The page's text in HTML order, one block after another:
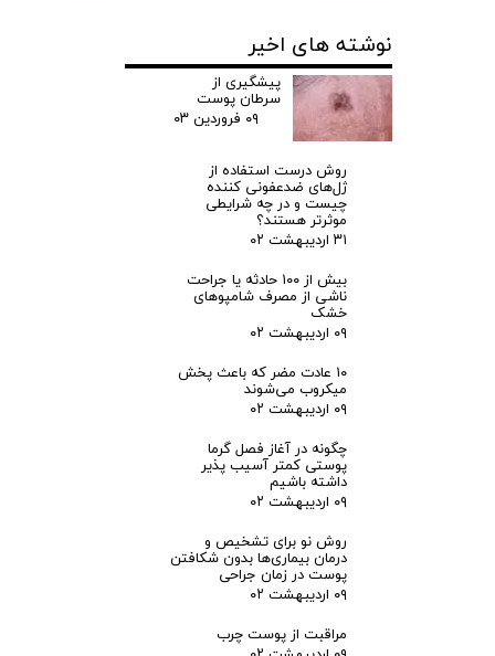
نوشته های اخیر
پیشگیری از
سرطان پوست
۰۹ فروردین ۰۳
روش درست استفاده از
ژل‌های ضدعفونی کننده
چیست و در چه شرایطی
موثرتر هستند؟
۳۱ اردیبهشت ۰۲
بیش از ۱۰۰ حادثه یا جراحت
ناشی از مصرف شامپوهای
خشک
۰۹ اردیبهشت ۰۲
۱۰ عادت مضر که باعث پخش
میکروب می‌شوند
۰۹ اردیبهشت ۰۲
چگونه در آغاز فصل گرما
پوستی کمتر آسیب پذیر
داشته باشیم
۰۹ اردیبهشت ۰۲
روش نو برای تشخیص و
درمان بیماری‌ها بدون شکافتن
پوست در زمان جراحی
۰۹ اردیبهشت ۰۲
مراقبت از پوست چرب